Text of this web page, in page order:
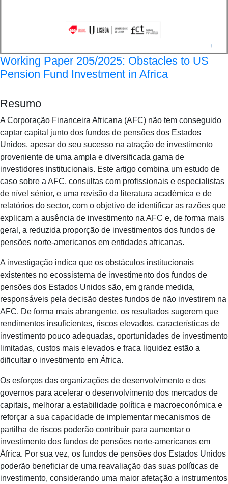
Working Paper 205/2025: Obstacles to US
Pension Fund Investment in Africa
Resumo
A Corporação Financeira Africana (AFC) não tem conseguido
captar capital junto dos fundos de pensões dos Estados
Unidos, apesar do seu sucesso na atração de investimento
proveniente de uma ampla e diversificada gama de
investidores institucionais. Este artigo combina um estudo de
caso sobre a AFC, consultas com profissionais e especialistas
de nível sénior, e uma revisão da literatura académica e de
relatórios do sector, com o objetivo de identificar as razões que
explicam a ausência de investimento na AFC e, de forma mais
geral, a reduzida proporção de investimentos dos fundos de
pensões norte-americanos em entidades africanas.
A investigação indica que os obstáculos institucionais
existentes no ecossistema de investimento dos fundos de
pensões dos Estados Unidos são, em grande medida,
responsáveis pela decisão destes fundos de não investirem na
AFC. De forma mais abrangente, os resultados sugerem que
rendimentos insuficientes, riscos elevados, características de
investimento pouco adequadas, oportunidades de investimento
limitadas, custos mais elevados e fraca liquidez estão a
dificultar o investimento em África.
Os esforços das organizações de desenvolvimento e dos
governos para acelerar o desenvolvimento dos mercados de
capitais, melhorar a estabilidade política e macroeconómica e
reforçar a sua capacidade de implementar mecanismos de
partilha de riscos poderão contribuir para aumentar o
investimento dos fundos de pensões norte-americanos em
África. Por sua vez, os fundos de pensões dos Estados Unidos
poderão beneficiar de uma reavaliação das suas políticas de
investimento, considerando uma maior afetação a instrumentos